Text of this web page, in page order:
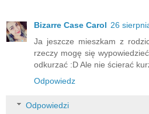
Bizarre Case Carol 26
Ja jeszcze mieszkam z
rzeczy mogę się
odkurzać :D Ale nie ścierać
Odpowiedz
Odpowiedzi